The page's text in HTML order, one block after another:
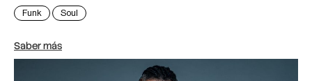
Funk Soul
Saber más